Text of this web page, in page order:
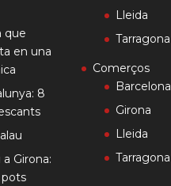
que
en una
8
Girona:
Lleida
Tarragona
Comerços
Barcelona
Girona
Lleida
Tarragona